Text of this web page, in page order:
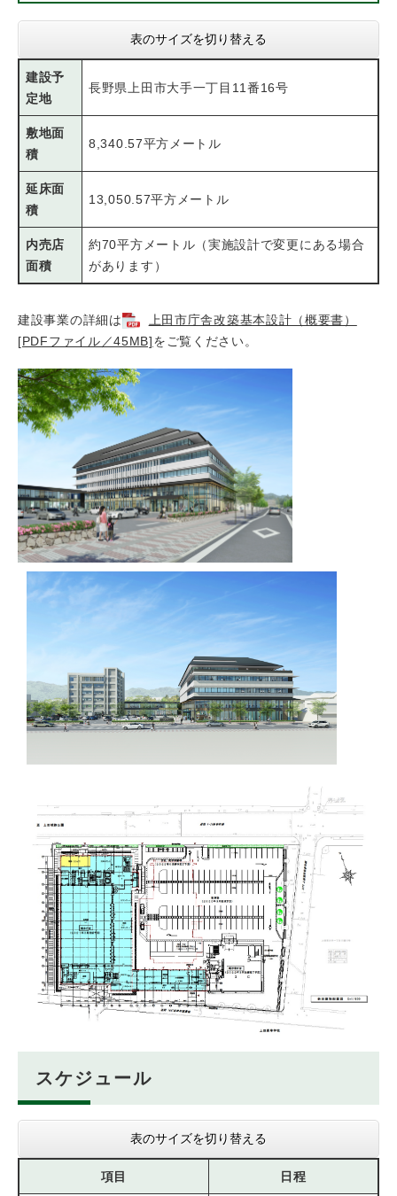
表のサイズを切り替える
建設予
定地
長野県上田市大手一丁目11番16号
敷地面
積
8,340.57平方メートル
延床面
積
13,050.57平方メートル
内売店
面積
約70平方メートル（実施設計で変更にある場合
があります）
建設事業の詳細は
上田市庁舎改築基本設計（概要書）
[PDFファイル／45MB]をご覧ください。
スケジュール
表のサイズを切り替える
項目 日程